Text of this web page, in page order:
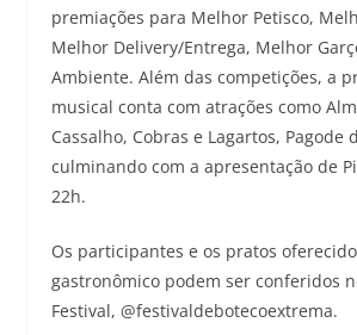
premiações para Melhor Petisco,
Melhor Delivery/Entrega, Melhor
Ambiente. Além das competições, a
musical conta com atrações como
Cassalho, Cobras e Lagartos, Pagode
culminando com a apresentação de
22h.
Os participantes e os pratos
gastronômico podem ser conferidos
Festival, @festivaldebotecoextrema.